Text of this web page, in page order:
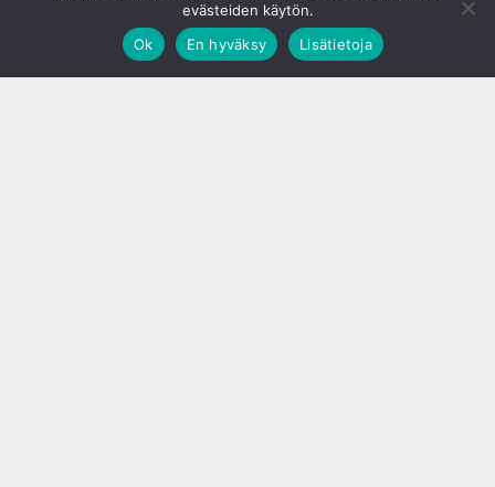
evästeiden käytön.
Ok
En hyväksy Lisätietoja